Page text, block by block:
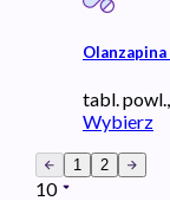
tabl.
Wybierz
1 2
10